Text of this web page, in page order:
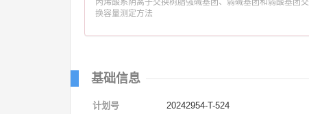
换容量测定方法
基础信息
计划号
20242954-T-524